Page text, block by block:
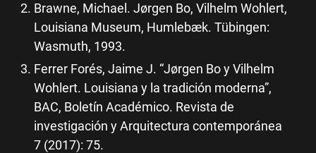
Brawne, Michael. Jørgen Bo, Vilhelm Wohlert,
Louisiana Museum, Humlebæk. Tübingen:
Wasmuth, 1993.
Ferrer Forés, Jaime J. “Jørgen Bo y Vilhelm
Wohlert. Louisiana y la tradición moderna”,
BAC, Boletín Académico. Revista de
investigación y Arquitectura contemporánea
7 (2017): 75.